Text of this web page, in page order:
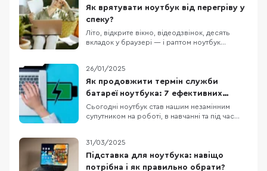
Як врятувати ноутбук від перегріву у
спеку?
Літо, відкрите вікно, відеодзвінок, десять
вкладок у браузері — і раптом ноутбук
а простий дзвінок у Zoom уже схожий на
випробування нервів. І це не тільки про
дискомфорт. Коли перегрівається ноутбук,
він мож
26/01/2025
Як продовжити термін служби
батареї ноутбука: 7 ефективних
порад
Сьогодні ноутбук став нашим незамінним
супутником на роботі, в навчанні та під час
слабинку – батарею, котра з часом втрачає
свою ємність. Багато хто стикається з
ситуацією, коли без зарядного пристрою
31/03/2025
Підставка для ноутбука: навіщо
потрібна і як правильно обрати?